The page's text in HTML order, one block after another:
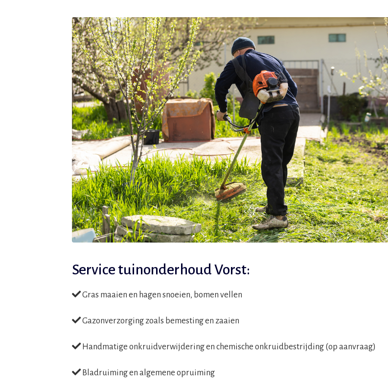
Service tuinonderhoud Vorst:
Gras maaien en hagen snoeien, bomen vellen
Gazonverzorging zoals bemesting en zaaien
Handmatige onkruidverwijdering en chemische onkruidbestrijding (op aanvraag)
Bladruiming en algemene opruiming